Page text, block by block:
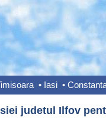
• Iasi •
judetul Ilfov